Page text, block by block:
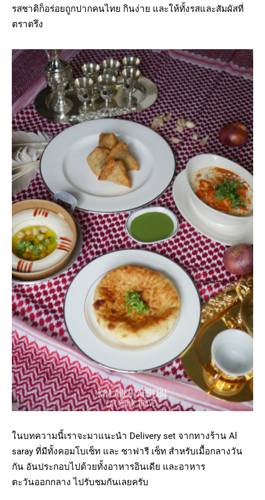
รสชาติก็อร่อยถูกปากคนไทย กินง่าย และให้ทั้งรสและสัมผัสที่
ตราตรึง
ในบทความนี้เราจะมาแนะนำ Delivery set จากทางร้าน Al
saray ที่มีทั้งคอมโบเซ็ท และ ซาฟารี เซ็ท สำหรับเมื้อกลางวัน
กัน อันประกอบไปด้วยทั้งอาหารอินเดีย และอาหาร
ตะวันออกกลาง ไปรับชมกันเลยครับ